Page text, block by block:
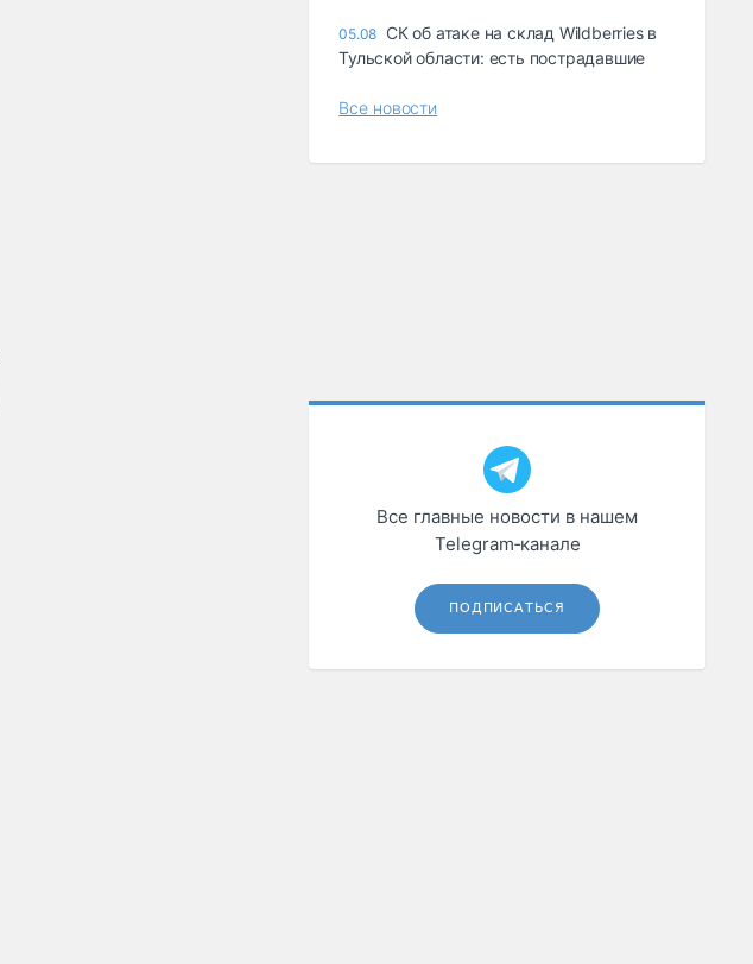
05.08 СК об атаке на склад Wildberries в
Тульской области: есть пострадавшие
Все новости
Все главные новости в нашем
Telegram‑канале
ПОДПИСАТЬСЯ